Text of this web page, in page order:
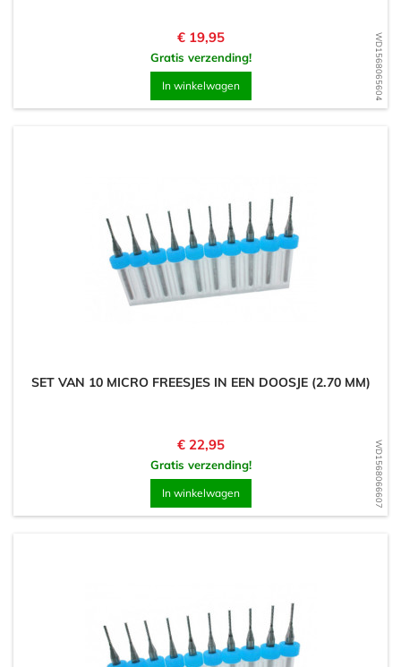
WD1568065604
Prijs
€ 19,95
Gratis verzending!
In winkelwagen
WD1568066607
SET VAN 10 MICRO FREESJES IN EEN DOOSJE (2.70 MM)
Prijs
€ 22,95
Gratis verzending!
In winkelwagen